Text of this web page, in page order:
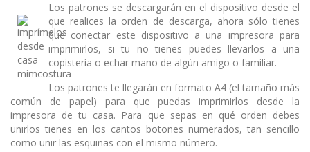
Los patrones se descargarán en el dispositivo desde el
que realices la orden de descarga, ahora sólo tienes
que conectar este dispositivo a una impresora para
imprimirlos, si tu no tienes puedes llevarlos a una
copistería o echar mano de algún amigo o familiar.
Los patrones te llegarán en formato A4 (el tamaño más
común de papel) para que puedas imprimirlos desde la
impresora de tu casa. Para que sepas en qué orden debes
unirlos tienes en los cantos botones numerados, tan sencillo
como unir las esquinas con el mismo número.